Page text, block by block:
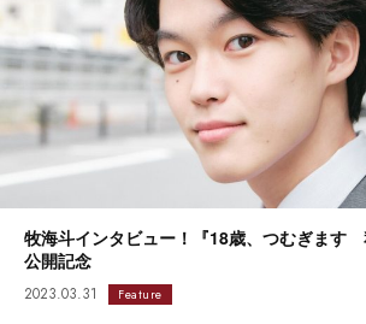
牧海斗インタビュー！『18歳、つむぎます
公開記念
2023.03.31 Feature